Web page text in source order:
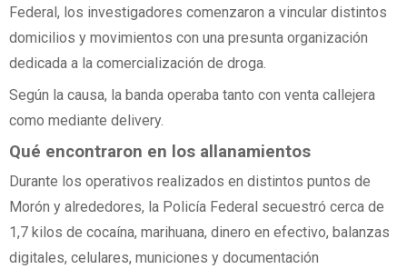
Federal, los investigadores comenzaron a vincular distintos
domicilios y movimientos con una presunta organización
dedicada a la comercialización de droga.
Según la causa, la banda operaba tanto con venta callejera
como mediante delivery.
Qué encontraron en los allanamientos
Durante los operativos realizados en distintos puntos de
Morón y alrededores, la Policía Federal secuestró cerca de
1,7 kilos de cocaína, marihuana, dinero en efectivo, balanzas
digitales, celulares, municiones y documentación